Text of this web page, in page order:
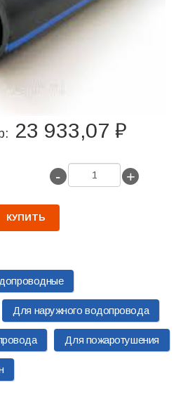
23 933,07 ₽
- +
КУПИТЬ
Для наружного водопровода
Для пожаротушения